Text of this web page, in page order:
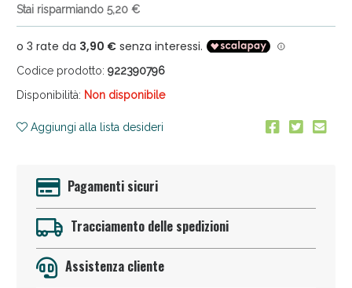
Stai risparmiando 5,20 €
Codice prodotto: 922390796
Disponibilità: Non disponibile
Aggiungi alla lista desideri
Pagamenti sicuri
Tracciamento delle spedizioni
Assistenza cliente
Anticellulite e Fanghi: Sconto fino al 40% valido
oggi!